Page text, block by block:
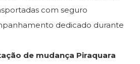
com seguro
dedicado durante
de mudança Piraquara